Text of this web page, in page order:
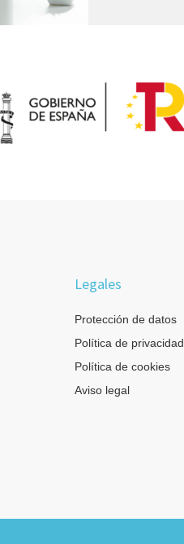
Legales
Protección de datos
Política de privacidad
Política de cookies
Aviso legal